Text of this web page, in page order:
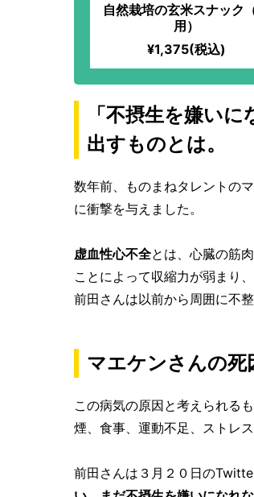
自然栽培の玄米スナック
用）
¥1,375(税込)
「不摂生を嫌い
出すものとは。
数年前、ものまねタレントの
に衝撃を与えました。
虚血性心不全とは、心臓の筋
ことによって収縮力が弱まり
前田さんは以前から周囲に不
マエケンさんの死
この病気の原因と考えられる
煙、食事、運動不足、ストレ
前田さんは３月２０日の